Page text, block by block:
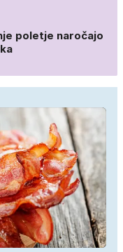
poletje naročajo